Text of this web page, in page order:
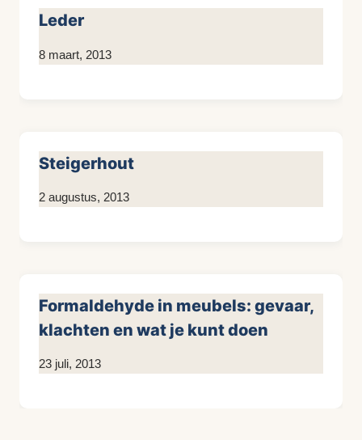
Leder
Door
8 maart, 2013
Steigerhout
Door
2 augustus, 2013
Formaldehyde in meubels: gevaar,
klachten en wat je kunt doen
Door
23 juli, 2013